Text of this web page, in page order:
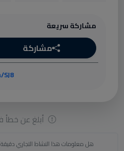
مشاركة سريعة
مشاركة
أبلغ عن خطأ
هل معلومات هذا النشاط التجاري